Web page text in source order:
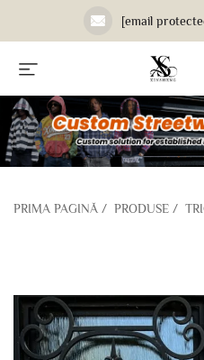
[email
PRIMA PAGINĂ / PRODUSE /